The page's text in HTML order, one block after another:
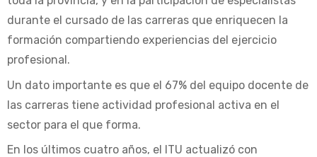
durante el cursado de las carreras que enriquecen la
formación compartiendo experiencias del ejercicio
profesional.
Un dato importante es que el 67% del equipo docente de
las carreras tiene actividad profesional activa en el
sector para el que forma.
En los últimos cuatro años, el ITU actualizó con